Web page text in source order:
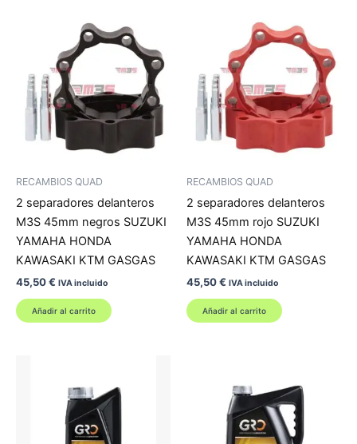
RECAMBIOS QUAD
2 separadores delanteros
M3S 45mm negros SUZUKI
YAMAHA HONDA
KAWASAKI KTM GASGAS
45,50€ IVA incluido
Añadir al carrito
RECAMBIOS QUAD
2 separadores delanteros
M3S 45mm rojo SUZUKI
YAMAHA HONDA
KAWASAKI KTM GASGAS
45,50€ IVA incluido
Añadir al carrito